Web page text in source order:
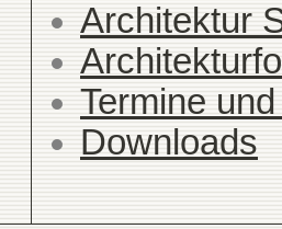
Architektur
Termine
Downloads